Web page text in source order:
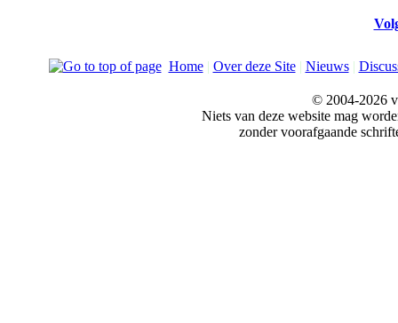
Home| Over deze Site| Nieuws|
© 2004-2026
Niets van deze website mag
zonder voorafgaande